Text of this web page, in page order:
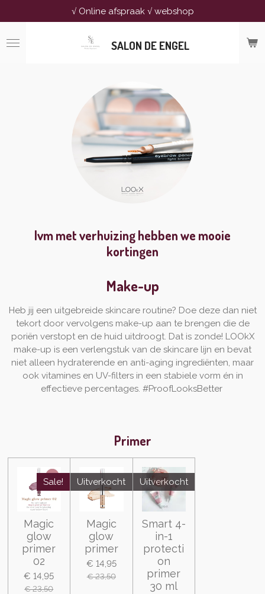
direct
naar
SALON DE ENGEL
√ Online afspraak √ webshop
Ivm met verhuizing hebben we mooie
kortingen
Make-up
Heb jij een uitgebreide skincare routine? Doe deze dan niet
tekort door vervolgens make-up aan te brengen die de
poriën verstopt en de huid uitdroogt. Dat is zonde! LOOkX
make-up is een verlengstuk van de skincare lijn en bevat
niet alleen hydraterende en anti-aging ingrediënten, maar
ook vitamines en UV-filters in een stabiele vorm én in
effectieve percentages. #ProofLooksBetter
Primer
Sale!
Magic
glow
primer
02
€ 14,95
€ 23,50
Uitverkocht
Magic
glow
primer
€ 14,95
€ 23,50
Uitverkocht
Smart 4-
in-1
protecti
on
primer
30 ml